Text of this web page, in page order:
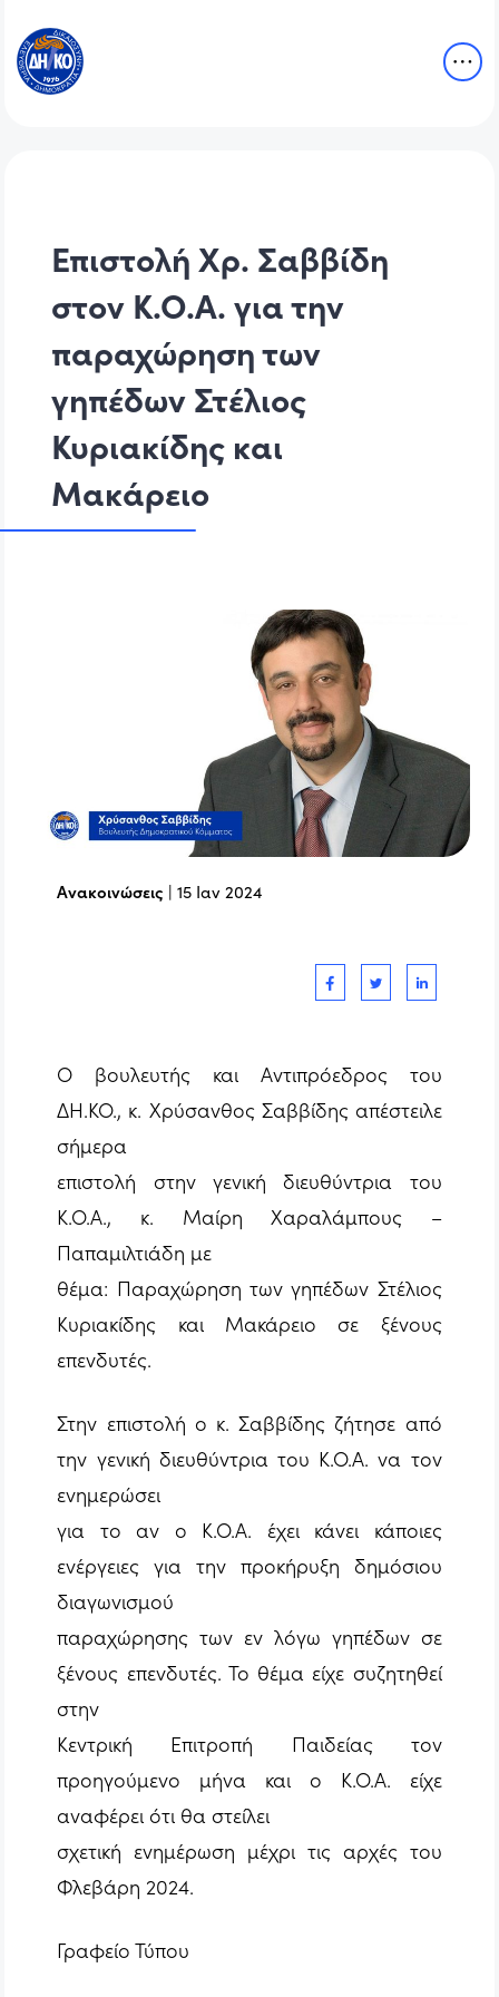
Επιστολή Χρ. Σαββίδη
στον Κ.Ο.Α. για την
παραχώρηση των
γηπέδων Στέλιος
Κυριακίδης και
Μακάρειο
Ανακοινώσεις |15 Ιαν 2024
Ο βουλευτής και Αντιπρόεδρος του
ΔΗ.ΚΟ., κ. Χρύσανθος Σαββίδης απέστειλε
σήμερα
επιστολή στην γενική διευθύντρια του
Κ.Ο.Α., κ. Μαίρη Χαραλάμπους –
Παπαμιλτιάδη με
θέμα: Παραχώρηση των γηπέδων Στέλιος
Κυριακίδης και Μακάρειο σε ξένους
επενδυτές.
Στην επιστολή ο κ. Σαββίδης ζήτησε από
την γενική διευθύντρια του Κ.Ο.Α. να τον
ενημερώσει
για το αν ο Κ.Ο.Α. έχει κάνει κάποιες
ενέργειες για την προκήρυξη δημόσιου
διαγωνισμού
παραχώρησης των εν λόγω γηπέδων σε
ξένους επενδυτές. Το θέμα είχε συζητηθεί
στην
Κεντρική Επιτροπή Παιδείας τον
προηγούμενο μήνα και ο Κ.Ο.Α. είχε
αναφέρει ότι θα στείλει
σχετική ενημέρωση μέχρι τις αρχές του
Φλεβάρη 2024.
Γραφείο Τύπου